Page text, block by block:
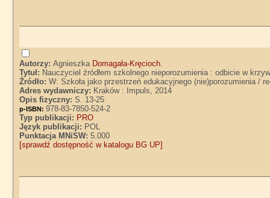
Autorzy:Agnieszka Domagała-Kręcioch.
Tytuł: Nauczyciel źródłem szkolnego nieporozumienia : odbicie w
Źródło:W: Szkoła jako przestrzeń edukacyjnego (nie)porozumienia /
Adres wydawniczy: Kraków : Impuls, 2014
Opis fizyczny:S. 13-25
p-ISBN:978-83-7850-524-2
Typ publikacji: PRO
Język publikacji: POL
Punktacja MNiSW:5.000
[sprawdź dostępność w katalogu BG UP]